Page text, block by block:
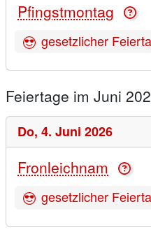
Pfingstmontag
gesetzlicher
Feiertage im Juni
Do, 4. Juni 2026
Fronleichnam
gesetzlicher